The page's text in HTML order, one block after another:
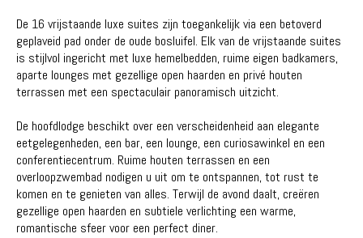
De 16 vrijstaande luxe suites zijn toegankelijk via een betoverd
geplaveid pad onder de oude bosluifel. Elk van de vrijstaande suites
is stijlvol ingericht met luxe hemelbedden, ruime eigen badkamers,
aparte lounges met gezellige open haarden en privé houten
terrassen met een spectaculair panoramisch uitzicht.
De hoofdlodge beschikt over een verscheidenheid aan elegante
eetgelegenheden, een bar, een lounge, een curiosawinkel en een
conferentiecentrum. Ruime houten terrassen en een
overloopzwembad nodigen u uit om te ontspannen, tot rust te
komen en te genieten van alles. Terwijl de avond daalt, creëren
gezellige open haarden en subtiele verlichting een warme,
romantische sfeer voor een perfect diner.